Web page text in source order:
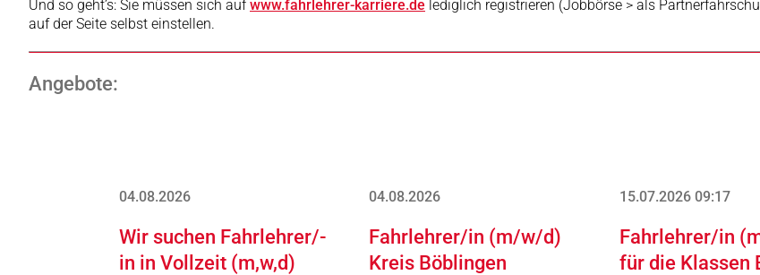
Und so geht’s: Sie müssen sich aufwww.fahrlehrer-karriere.de lediglich registrieren (Jobbörse > als
auf der Seite selbst einstellen.
Angebote:
04.08.2026
Wir suchen Fahrlehrer/-
in in Vollzeit (m,w,d)
04.08.2026
Fahrlehrer/in (m/w/d)
Kreis Böblingen
15.07.2026 09:17
Fahrlehrer/in
für die Klassen